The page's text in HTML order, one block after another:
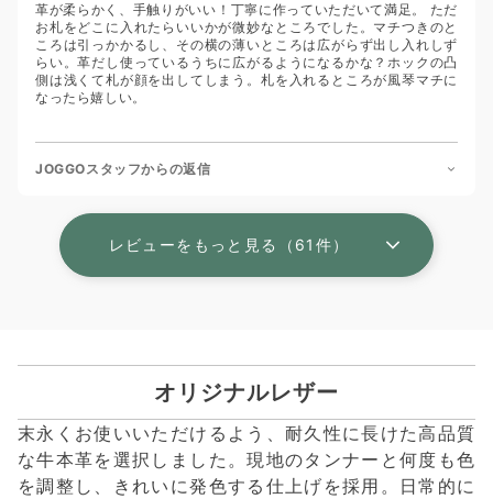
革が柔らかく、手触りがいい！丁寧に作っていただいて満足。 ただ
お札をどこに入れたらいいかが微妙なところでした。マチつきのと
ころは引っかかるし、その横の薄いところは広がらず出し入れしず
らい。革だし使っているうちに広がるようになるかな？ホックの凸
側は浅くて札が顔を出してしまう。札を入れるところが風琴マチに
なったら嬉しい。
JOGGOスタッフからの返信
レビューをもっと見る（61件）
オリジナルレザー
末永くお使いいただけるよう、耐久性に長けた高品質
な牛本革を選択しました。現地のタンナーと何度も色
を調整し、きれいに発色する仕上げを採用。日常的に